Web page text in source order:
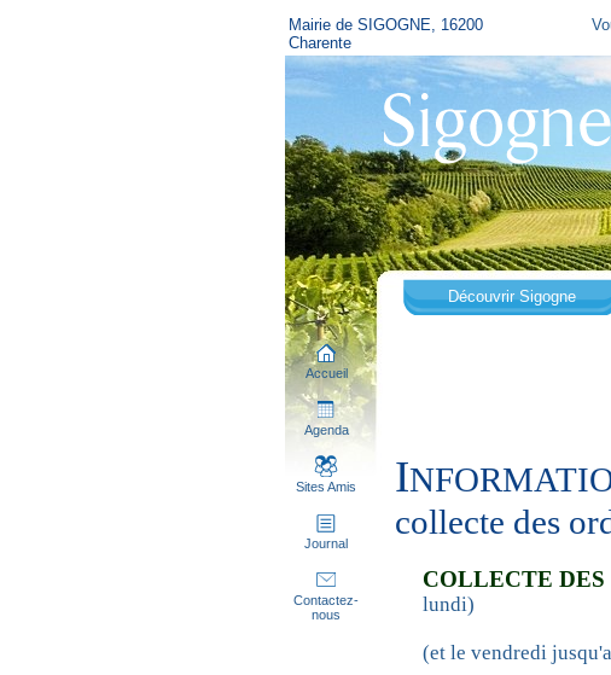
Mairie de SIGOGNE, 16200
Charente
Accueil
Agenda
Sites Amis
Journal
Contactez-
nous
Découvrir Sigogne
I
collecte des
COLLECTE DES
lundi)
(et le vendredi